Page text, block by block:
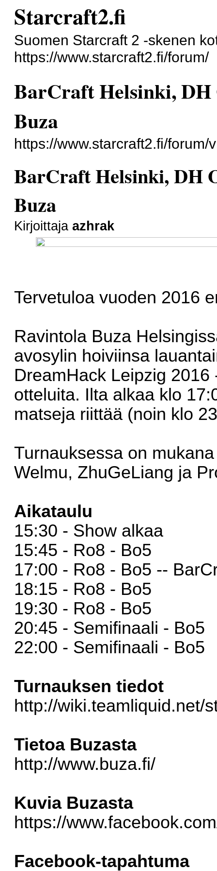
Starcraft2.fi
Suomen Starcraft 2 -skenen
https://www.starcraft2.fi/forum/
BarCraft Helsinki, DH
Buza
https://www.starcraft2.fi/
BarCraft Helsinki, DH
Buza
Kirjoittajaazhrak
Tervetuloa vuoden 2016
Ravintola Buza
avosylin hoiviinsa
DreamHack Leipzig
otteluita. Ilta alkaa klo
matseja riittää (noin klo
Turnauksessa on
Welmu, ZhuGeLiang ja
Aikataulu
15:30 - Show alkaa
15:45 - Ro8 - Bo5
17:00 - Ro8 - Bo5 --
18:15 - Ro8 - Bo5
19:30 - Ro8 - Bo5
20:45 - Semifinaali - Bo5
22:00 - Semifinaali - Bo5
Turnauksen tiedot
http://wiki.teamliquid.net/
Tietoa Buzasta
http://www.buza.fi/
Kuvia Buzasta
https://
Facebook-tapahtuma